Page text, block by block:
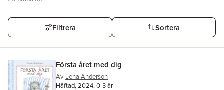
Filtrera Sortera
Första året med dig
Av Lena Anderson
Häftad, 2024, 0-3 år